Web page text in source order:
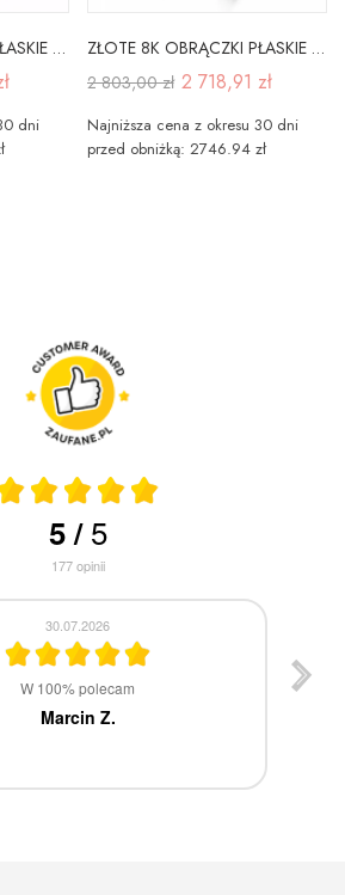
ZŁOTE 8K OBRĄCZKI PŁASKIE 6mm CYRKONIA GRAWER
dni
ZŁOTE 8K OBRĄCZKI PŁASKIE 4mm BRYLANT SOCZEWKA
2 803,00 zł 2 718,91 zł
Najniższa cena z okresu 30 dni
przed obniżką: 2746.94 zł
5/5
177opinii
30.07.2026
W 100% polecam
Marcin Z.